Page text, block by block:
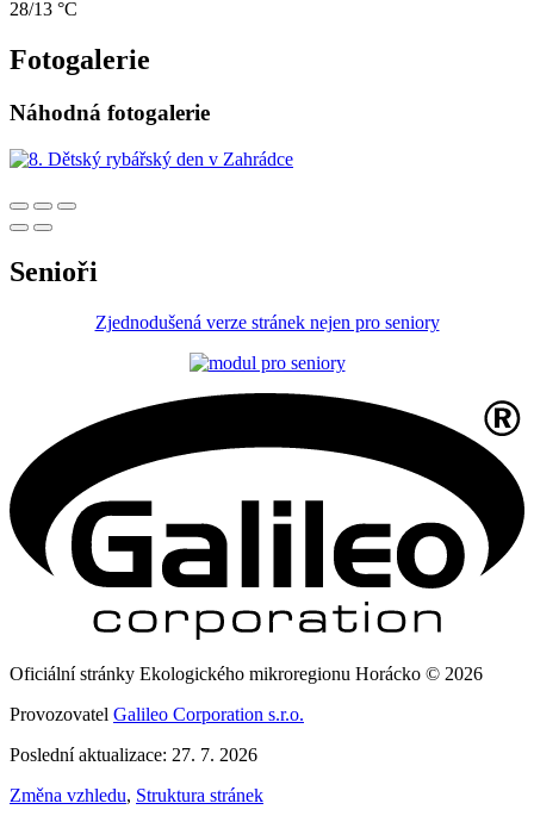
28/13 °C
Fotogalerie
Náhodná fotogalerie
Senioři
Zjednodušená verze stránek nejen pro seniory
Oficiální stránky Ekologického mikroregionu Horácko © 2026
Provozovatel Galileo Corporation s.r.o.
Poslední aktualizace: 27. 7. 2026
Změna vzhledu, Struktura stránek